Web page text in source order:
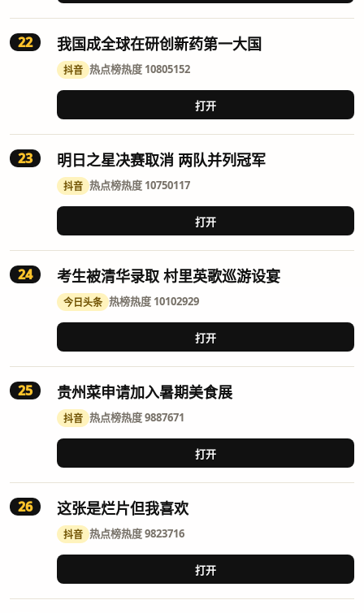
22 我国成全球在研创新药第一大国
抖音 热点榜热度 10805152
打开
23 明日之星决赛取消 两队并列冠军
抖音 热点榜热度 10750117
打开
24 考生被清华录取 村里英歌巡游设宴
今日头条 热榜热度 10102929
打开
25 贵州菜申请加入暑期美食展
抖音 热点榜热度 9887671
打开
26 这张是烂片但我喜欢
抖音 热点榜热度 9823716
打开